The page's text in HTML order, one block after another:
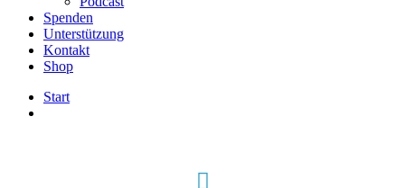
Spenden
Unterstützung
Kontakt
Shop
Start